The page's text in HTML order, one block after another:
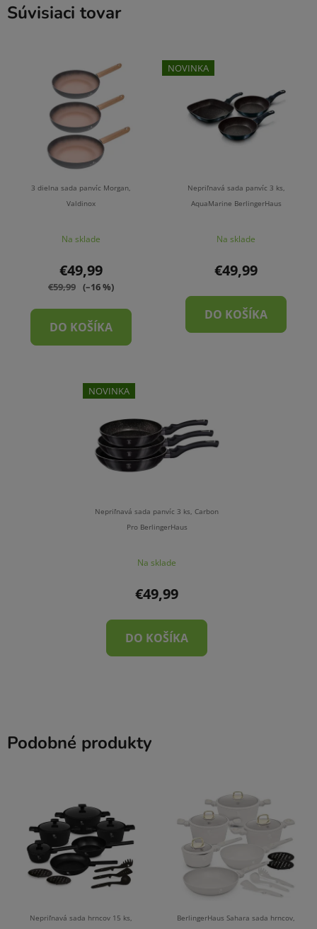
Súvisiaci tovar
3 dielna sada panvíc Morgan,
Valdinox
Na sklade
€49,99
€59,99 (–16 %)
DO KOŠÍKA
NOVINKA
Nepriľnavá sada panvíc 3 ks,
AquaMarine BerlingerHaus
Na sklade
€49,99
DO KOŠÍKA
NOVINKA
Nepriľnavá sada panvíc 3 ks, Carbon
Pro BerlingerHaus
Na sklade
€49,99
DO KOŠÍKA
Podobné produkty
Nepriľnavá sada hrncov 15 ks,
BerlingerHaus Sahara sada hrncov,